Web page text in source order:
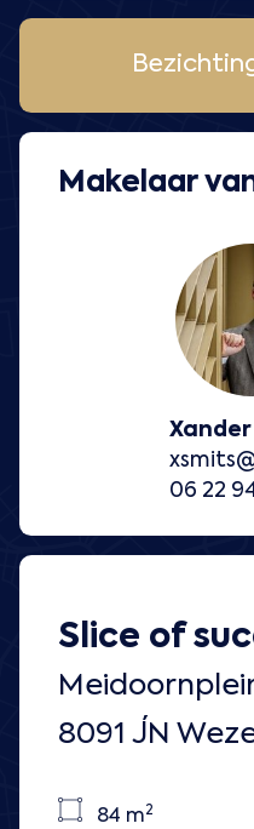
Slice of
8091 JN
84 m2
Makelaar
06 22